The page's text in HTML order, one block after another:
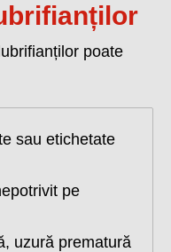
poate
sau etichetate
pe
uzură prematură